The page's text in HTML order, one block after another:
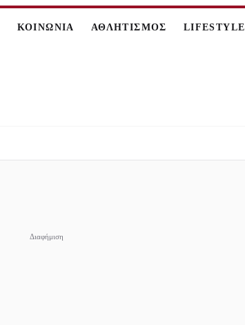
ΚΟΙΝΩΝΙΑ ΑΘΛΗΤΙΣΜΟΣ LIFESTYLE